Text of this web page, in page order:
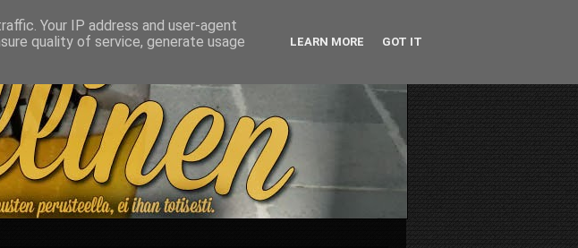
Your IP address and user-agent
quality of service, generate usage
LEARN MORE GOT IT